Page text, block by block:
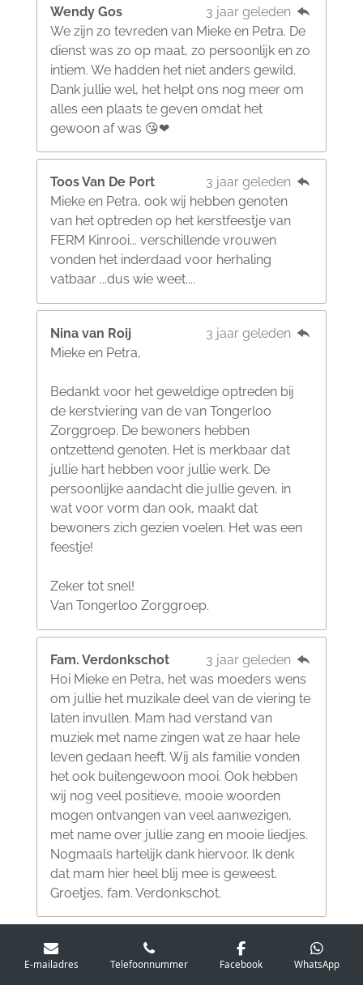
Wendy Gos
3 jaar geleden
We zijn zo tevreden van Mieke en Petra. De
dienst was zo op maat, zo persoonlijk en zo
intiem. We hadden het niet anders gewild.
Dank jullie wel, het helpt ons nog meer om
alles een plaats te geven omdat het
gewoon af was 😘❤
Toos Van De Port
3 jaar geleden
Mieke en Petra, ook wij hebben genoten
van het optreden op het kerstfeestje van
FERM Kinrooi... verschillende vrouwen
vonden het inderdaad voor herhaling
vatbaar ...dus wie weet....
Nina van Roij
3 jaar geleden
Mieke en Petra,
Bedankt voor het geweldige optreden bij
de kerstviering van de van Tongerloo
Zorggroep. De bewoners hebben
ontzettend genoten. Het is merkbaar dat
jullie hart hebben voor jullie werk. De
persoonlijke aandacht die jullie geven, in
wat voor vorm dan ook, maakt dat
bewoners zich gezien voelen. Het was een
feestje!
Zeker tot snel!
Van Tongerloo Zorggroep.
Fam. Verdonkschot
3 jaar geleden
Hoi Mieke en Petra, het was moeders wens
om jullie het muzikale deel van de viering te
laten invullen. Mam had verstand van
muziek met name zingen wat ze haar hele
leven gedaan heeft. Wij als familie vonden
het ook buitengewoon mooi. Ook hebben
wij nog veel positieve, mooie woorden
mogen ontvangen van veel aanwezigen,
met name over jullie zang en mooie liedjes.
Nogmaals hartelijk dank hiervoor. Ik denk
dat mam hier heel blij mee is geweest.
Groetjes, fam. Verdonkschot.
Mathy Moonen
3 jaar geleden
De Leden van Okra hebben genoten van het
E-mailadres Telefoonnummer Facebook WhatsApp